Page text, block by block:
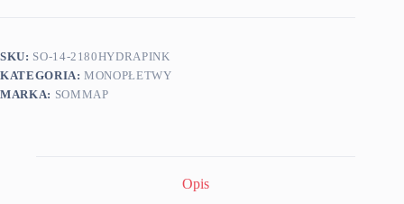
SKU: SO-14-2180HYDRAPINK
KATEGORIA:MONOPŁETWY
MARKA: SOMMAP
Opis